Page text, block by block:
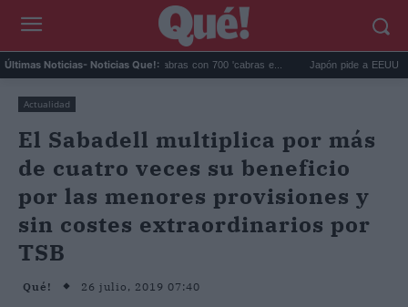
Últimas Noticias- Noticias Que!:
eliminó 140.000 cabras con 700 'cabras e... Japón pide a EEUU que
Actualidad
El Sabadell multiplica por más
de cuatro veces su beneficio
por las menores provisiones y
sin costes extraordinarios por
TSB
Qué! 26 julio, 2019 07:40